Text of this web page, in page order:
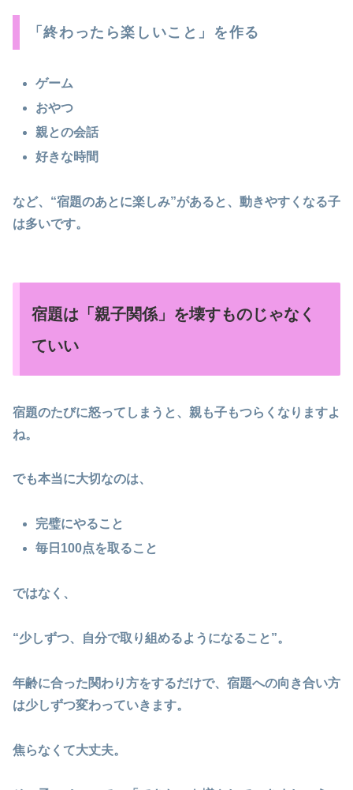
「終わったら楽しいこと」を作る
ゲーム
おやつ
親との会話
好きな時間
など、“宿題のあとに楽しみ”があると、動きやすくなる子
は多いです。
宿題は「親子関係」を壊すものじゃなく
ていい
宿題のたびに怒ってしまうと、親も子もつらくなりますよ
ね。
でも本当に大切なのは、
完璧にやること
毎日100点を取ること
ではなく、
“少しずつ、自分で取り組めるようになること”。
年齢に合った関わり方をするだけで、宿題への向き合い方
は少しずつ変わっていきます。
焦らなくて大丈夫。